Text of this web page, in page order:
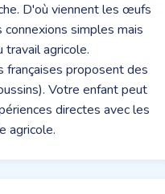
D'où viennent les œufs
simples mais
agricole.
proposent des
Votre enfant peut
directes avec les
agricole.